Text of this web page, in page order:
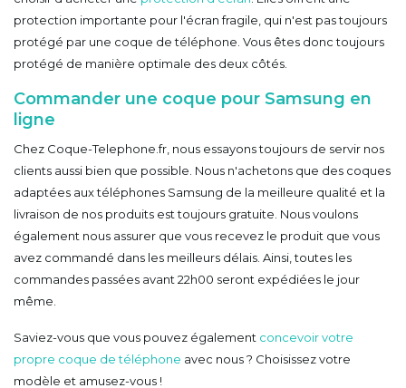
protection importante pour l'écran fragile, qui n'est pas toujours
protégé par une coque de téléphone. Vous êtes donc toujours
protégé de manière optimale des deux côtés.
Commander une coque pour Samsung en
ligne
Chez Coque-Telephone.fr, nous essayons toujours de servir nos
clients aussi bien que possible. Nous n'achetons que des coques
adaptées aux téléphones Samsung de la meilleure qualité et la
livraison de nos produits est toujours gratuite. Nous voulons
également nous assurer que vous recevez le produit que vous
avez commandé dans les meilleurs délais. Ainsi, toutes les
commandes passées avant 22h00 seront expédiées le jour
même.
Saviez-vous que vous pouvez également concevoir votre
propre coque de téléphone avec nous ? Choisissez votre
modèle et amusez-vous !